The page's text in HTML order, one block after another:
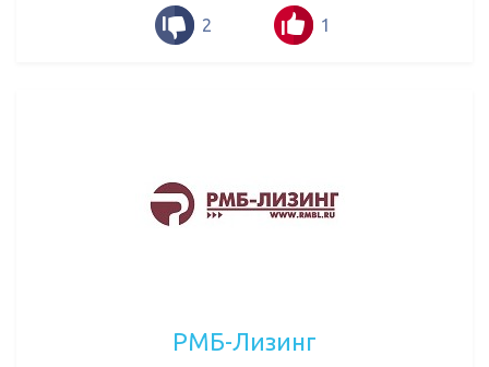
2 1
РМБ-Лизинг